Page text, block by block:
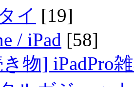
イ [19]
/ iPad [58]
物] iPadPro